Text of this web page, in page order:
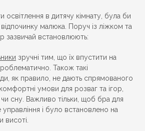
освітлення в дитячу кімнату, була би
малюка. Поруч із ліжком та
зазвичай встановлюють:
зручні тим, що їх впустити на
Також такі
як правило, не дають спрямованого
умови для розваг та ігор,
чи сну. Важливо тільки, щоб бра для
і було встановлено на
висоті.